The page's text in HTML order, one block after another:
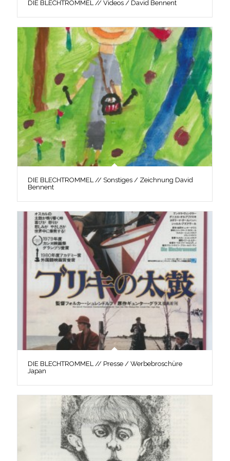
DIE BLECHTROMMEL // Videos / David Bennent
DIE BLECHTROMMEL // Sonstiges / Zeichnung David
Bennent
DIE BLECHTROMMEL // Presse / Werbebroschüre
Japan